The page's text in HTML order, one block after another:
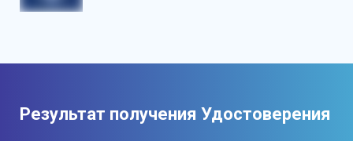
Персонализированный документ о
элементы защиты
Результат получения Удостоверения